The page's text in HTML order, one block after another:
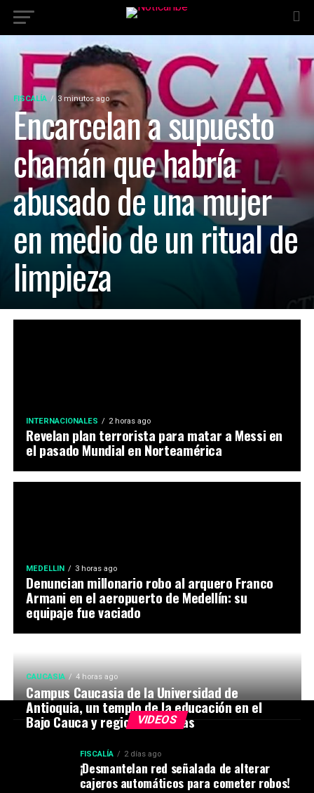
FISCALÍA 3 minutos ago
Encarcelan a supuesto
chamán que habría
abusado de una mujer
en medio de un ritual de
limpieza
INTERNACIONALES 2 horas ago
Revelan plan terrorista para matar a Messi en
el pasado Mundial en Norteamérica
MEDELLIN 3 horas ago
Denuncian millonario robo al arquero Franco
Armani en el aeropuerto de Medellín: su
equipaje fue vaciado
VIDEOS
CAUCASIA 4 horas ago
Campus Caucasia de la Universidad de
Antioquia, un templo de la educación en el
Bajo Cauca y regiones vecinas
FISCALÍA 2 días ago
¡Desmantelan red señalada de alterar
cajeros automáticos para cometer robos!